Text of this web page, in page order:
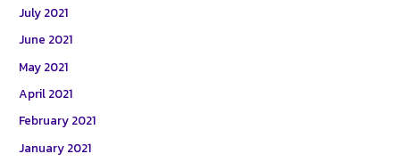
July 2021
June 2021
May 2021
April 2021
February 2021
January 2021